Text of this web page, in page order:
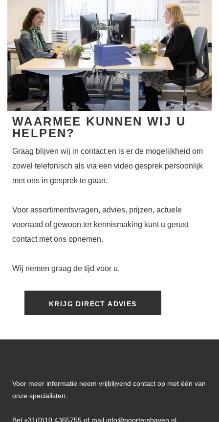
WAARMEE KUNNEN WIJ U
HELPEN?
Graag blijven wij in contact en is er de mogelijkheid om
zowel telefonisch als via een video gesprek persoonlijk
met ons in gesprek te gaan.
Voor assortimentsvragen, advies, prijzen, actuele
voorraad of gewoon ter kennismaking kunt u gerust
contact met ons opnemen.
Wij nemen graag de tijd voor u.
KRIJG DIRECT ADVIES
Voor meer informatie neem vrijblijvend contact op met één van
onze specialisten.
Bel +31(0)10 4365755 of mail info@poortershaven.nl